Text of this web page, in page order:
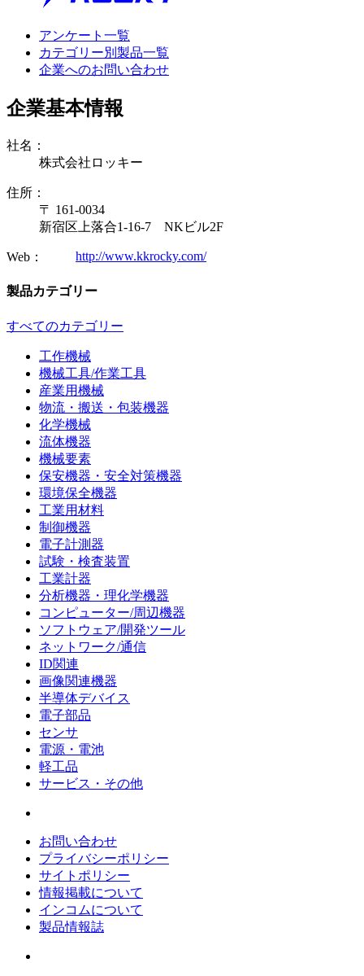
アンケート一覧
カテゴリー別製品一覧
企業へのお問い合わせ
企業基本情報
社名：
株式会社ロッキー
住所：
〒 161-0034
新宿区上落合1-16-7 NKビル2F
Web： http://www.kkrocky.com/
製品カテゴリー
すべてのカテゴリー
工作機械
機械工具/作業工具
産業用機械
物流・搬送・包装機器
化学機械
流体機器
機械要素
保安機器・安全対策機器
環境保全機器
工業用材料
制御機器
電子計測器
試験・検査装置
工業計器
分析機器・理化学機器
コンピューター/周辺機器
ソフトウェア/開発ツール
ネットワーク/通信
ID関連
画像関連機器
半導体デバイス
電子部品
センサ
電源・電池
軽工品
サービス・その他
お問い合わせ
プライバシーポリシー
サイトポリシー
情報掲載について
インコムについて
製品情報誌